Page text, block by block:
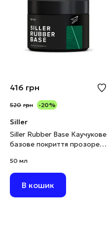
416 грн
520 грн -20%
Siller
Siller Rubber Base Каучукове
базове покриття прозоре,
50 мл
В кошик